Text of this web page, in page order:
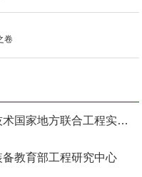
卷
国家地方联合工程实验
教育部工程研究中心